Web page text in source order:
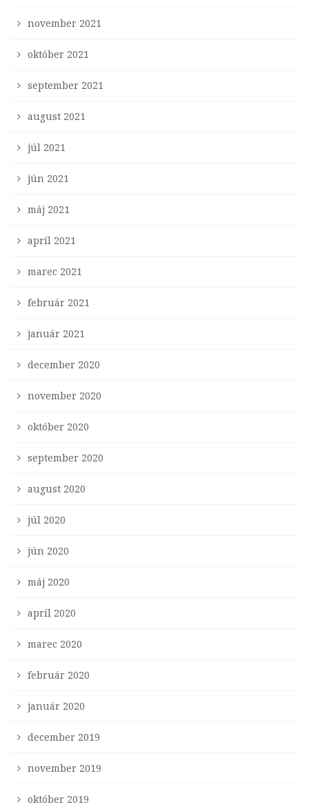
november 2021
október 2021
september 2021
august 2021
júl 2021
jún 2021
máj 2021
apríl 2021
marec 2021
február 2021
január 2021
december 2020
november 2020
október 2020
september 2020
august 2020
júl 2020
jún 2020
máj 2020
apríl 2020
marec 2020
február 2020
január 2020
december 2019
november 2019
október 2019